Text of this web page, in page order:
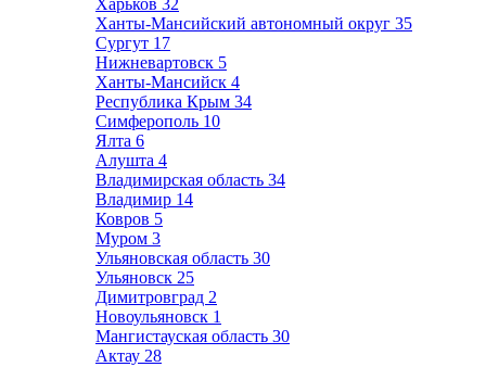
Харьков 32
Ханты-Мансийский автономный округ 35
Сургут 17
Нижневартовск 5
Ханты-Мансийск 4
Республика Крым 34
Симферополь 10
Ялта 6
Алушта 4
Владимирская область 34
Владимир 14
Ковров 5
Муром 3
Ульяновская область 30
Ульяновск 25
Димитровград 2
Новоульяновск 1
Мангистауская область 30
Актау 28